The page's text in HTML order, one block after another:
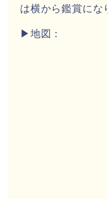
は横から鑑賞にな
▶地図：